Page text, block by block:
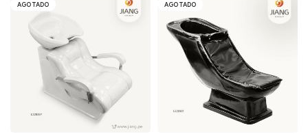
AGOTADO AGOTADO